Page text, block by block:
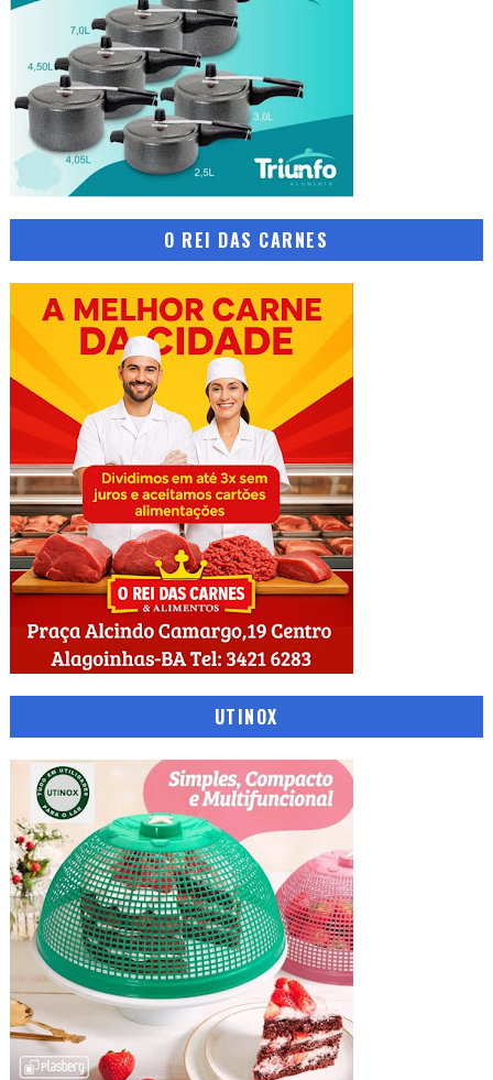
O REI DAS CARNES
UTINOX